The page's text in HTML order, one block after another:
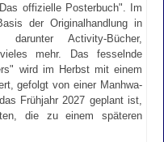
offizielle Posterbuch". Im
der Originalhandlung in
darunter Activity-Bücher,
mehr. Das fesselnde
wird im Herbst mit einem
gefolgt von einer Manhwa-
Frühjahr 2027 geplant ist,
die zu einem späteren